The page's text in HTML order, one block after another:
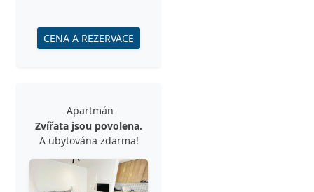
CENA A REZERVACE
Apartmán
Zvířata jsou povolena.
A ubytována zdarma!